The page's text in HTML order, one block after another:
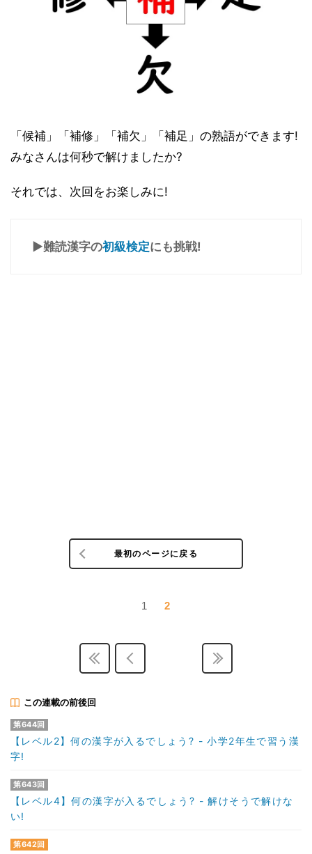
「候補」「補修」「補欠」「補足」の熟語ができます!
みなさんは何秒で解けましたか?
それでは、次回をお楽しみに!
▶難読漢字の初級検定にも挑戦!
最初のページに戻る
1 2
この連載の前後回
第644回
【レベル2】何の漢字が入るでしょう? - 小学2年生で習う漢
字!
第643回
【レベル4】何の漢字が入るでしょう? - 解けそうで解けな
い!
第642回